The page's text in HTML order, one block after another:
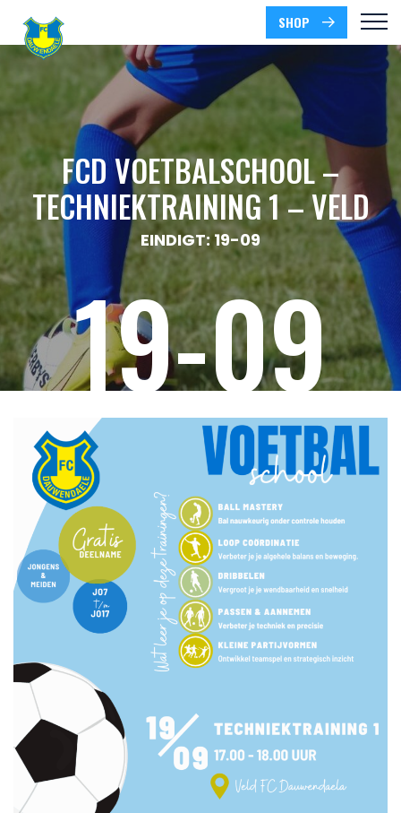
SHOP
FCD VOETBALSCHOOL –
TECHNIEKTRAINING 1 – VELD
EINDIGT: 19-09
19-09